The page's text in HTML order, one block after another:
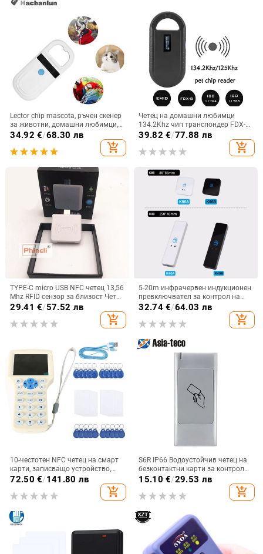
Lector chip mascota, ръчен скенер
за животни, домашни любимци,
четец на карти, RFID 134.2Khz
идентификационен етикет, четец
на микрочипове за кучета, котки
34.92 €/68.30 лв
add_shopping_cart
Четец на домашни любимци
134.2Khz чип транспондер FDX-B
скенер за домашни любимци
ISO11784/5 Animal RDID USB куче
котка кон ръчен микрочип скенер
39.82 €/77.88 лв
add_shopping_cart
TYPE-C micro USB NFC четец 13,56
Mhz RFID сензор за близост Четец
на смарт карти 4/7 байта UID,
адаптивен за Android Linux
Windows
29.41 €/57.52 лв
add_shopping_cart
5-20m инфрачервен индукционен
превключвател за контрол на
достъпа/бутон за изход/LED
32.74€/64.03 лв
add_shopping_cart
10-честотен NFC четец на смарт
карти, записващо устройство,
дубликатор, 125K 13,56MHz RFID
копир, USB Fob, програматор,
копиращ шифрован репликатор
72.50 €/141.80 лв
add_shopping_cart
S6R IP66 Водоустойчив четец на
безконтактни карти за контрол
на достъпа RFID Wiegand 26 34
Клавиатура за отваряне на
врата LED индикатор Сигурност
15.10 €/29.53 лв
add_shopping_cart